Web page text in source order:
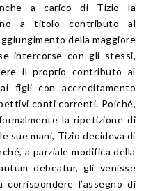
a carico di Tizio la
a titolo contributo al
della maggiore
intercorse con gli stessi,
il proprio contributo al
ai figli con accreditamento
conti correnti. Poiché,
la ripetizione di
sue mani, Tizio decideva di
a parziale modifica della
debeatur, gli venisse
l’assegno di